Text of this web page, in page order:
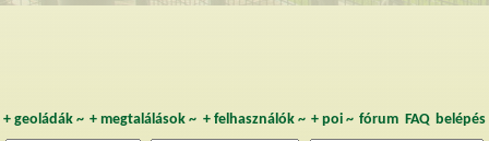
+ geoládák~ +megtalálások ~ + felhasználók~ + poi~ fórum FAQ belépés